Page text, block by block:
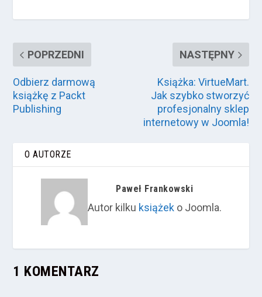
POPRZEDNI
Odbierz darmową
książkę z Packt
Publishing
NASTĘPNY
Książka: VirtueMart.
Jak szybko stworzyć
profesjonalny sklep
internetowy w Joomla!
O AUTORZE
Paweł Frankowski
Autor kilku książeko Joomla.
1 KOMENTARZ